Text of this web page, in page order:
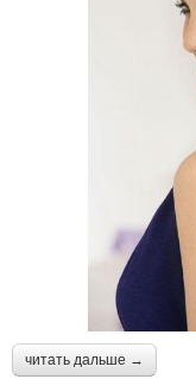
читать дальше →